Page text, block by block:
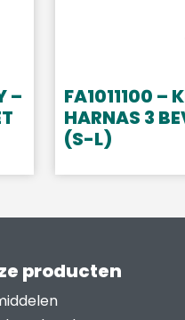
–
FA1011100 –
HARNAS 3
(S-L)
producten